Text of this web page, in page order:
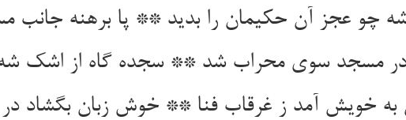
چو عجز آن حکیمان را بدید ** پا برهنه جانب
مسجد سوی محراب شد ** سجده گاه از اشک
خویش آمد ز غرقاب فنا ** خوش زبان بگشاد در